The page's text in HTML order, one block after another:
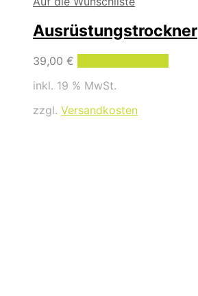
Ausrüstungstrockner
39,00 €
inkl. 19 % MwSt.
zzgl. Versandkosten